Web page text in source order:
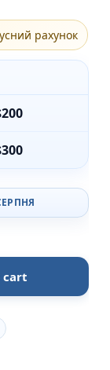
рахунок
від
cart